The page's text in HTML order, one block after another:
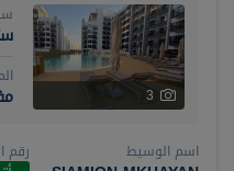
3
اسم الوسيط رقم